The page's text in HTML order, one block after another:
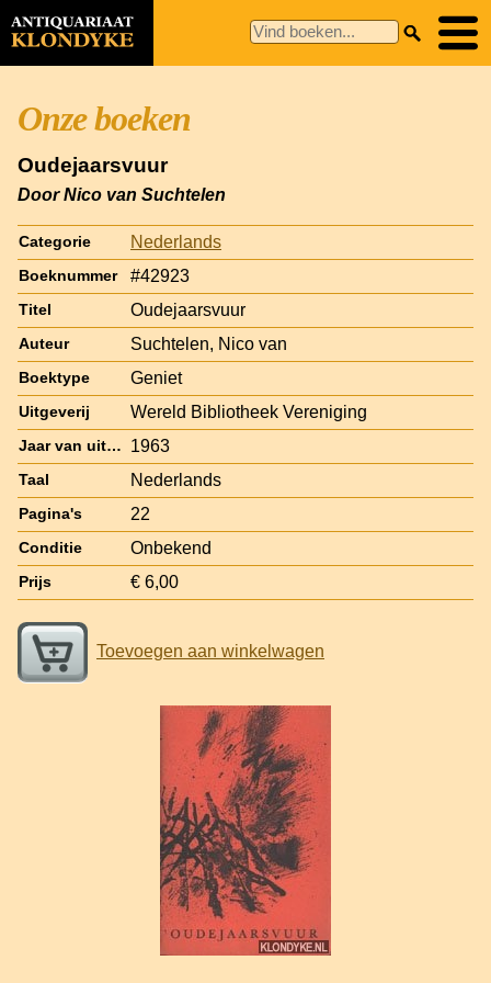
Onze boeken
Oudejaarsvuur
Door Nico van Suchtelen
Categorie Nederlands
Boeknummer #42923
Titel Oudejaarsvuur
Auteur Suchtelen, Nico van
Boektype Geniet
Uitgeverij Wereld Bibliotheek Vereniging
Jaar van uitgave 1963
Taal Nederlands
Pagina's 22
Conditie Onbekend
Prijs € 6,00
Toevoegen aan winkelwagen